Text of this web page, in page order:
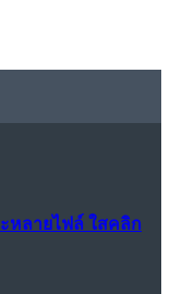
หลายไฟล์ ใสคลิก